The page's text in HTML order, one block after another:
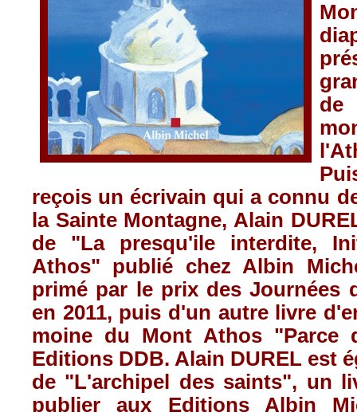
de
reçois un écrivain qui a connu
la Sainte Montagne, Alain
de "La presqu'ile interdite,
Athos" publié chez Albin
primé par le prix desJournées
en 2011, puis d'un autre livre
moine du Mont Athos "Parce
Editions DDB. Alain DUREL est
de "L'archipel des saints", un
publier aux Editions Albin